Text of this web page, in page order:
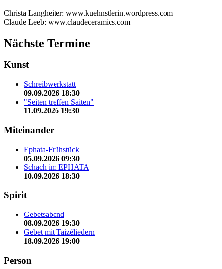
Christa Langheiter: www.kuehnstlerin.wordpress.com
Claude Leeb: www.claudeceramics.com
Nächste Termine
Kunst
Schreibwerkstatt
09.09.2026 18:30
"Seiten treffen Saiten"
11.09.2026 19:30
Miteinander
Ephata-Frühstück
05.09.2026 09:30
Schach im EPHATA
10.09.2026 18:30
Spirit
Gebetsabend
08.09.2026 19:30
Gebet mit Taizéliedern
18.09.2026 19:00
Person